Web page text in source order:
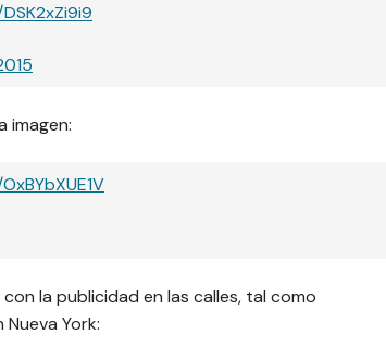
imagen:
la publicidad en las calles, tal como
York: